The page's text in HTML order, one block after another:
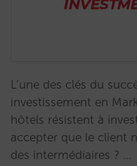
L’une des clés du
investissement en
hôtels résistent à
accepter que le client
des intermédiaires ? …